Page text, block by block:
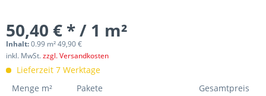
50,40 € * / 1 m²
Inhalt:0.99 m² 49,90 €
inkl. MwSt.zzgl. Versandkosten
Lieferzeit 7 Werktage
Menge m²
Pakete Gesamtpreis